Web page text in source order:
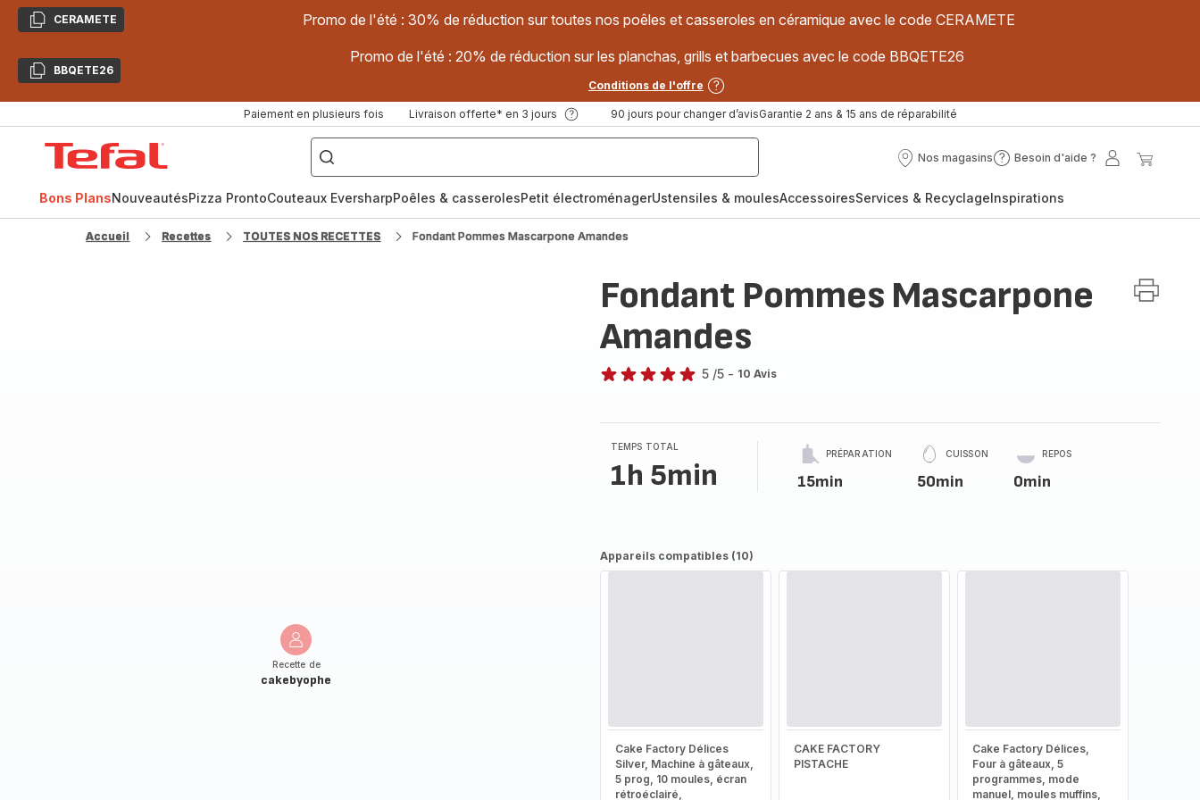
CopierCERAMETE Promo de l'été : 30% de réduction sur toutes nos poêles et casseroles en céramique avec le code CERAMETE
CopierBBQETE26
Promo de l'été : 20% de réduction sur les planchas, grills et barbecues avec le code BBQETE26
Conditions de l'offre
Paiement en plusieurs fois Livraison offerte* en 3 jours 90 jours pour changer d’avisGarantie 2 ans & 15 ans de réparabilité
["Poêles
inox,
Cake
Factory,
Nos magasins
Nos
Besoin d'aide ?
Besoin
?
Mon
Bons PlansNouveautésPizza ProntoCouteaux EversharpPoêles & casserolesPetit électroménagerUstensiles & moulesAccessoiresServices & RecyclageInspirations
Accueil Recettes TOUTES NOS RECETTES Fondant Pommes Mascarpone Amandes
Recette de
cakebyophe
Fondant Pommes Mascarpone
Amandes
étoiles
(moyenne)
5 /5 - 10 Avis
TEMPS TOTAL
1h 5min
PRÉPARATION
15min
CUISSON
50min
REPOS
0min
Appareils compatibles (10)
Cake Factory Délices
Silver, Machine à gâteaux,
5 prog, 10 moules, écran
rétroéclairé,
CAKE FACTORY
PISTACHE
Cake Factory Délices,
Four à gâteaux, 5
programmes, mode
manuel, moules muffins,